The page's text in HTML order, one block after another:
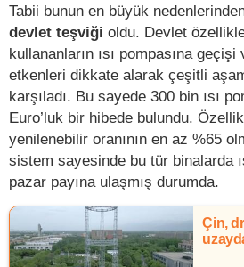
Tabii bunun en büyük
devlet teşviği oldu. Devlet
kullananların ısı pompasına
etkenleri dikkate alarak çeşitli
karşıladı. Bu sayede 300 bin ısı
Euro’luk bir hibede bulundu.
yenilenebilir oranının en az %65
sistem sayesinde bu tür binalarda
pazar payına ulaşmış durumda.
Çin,